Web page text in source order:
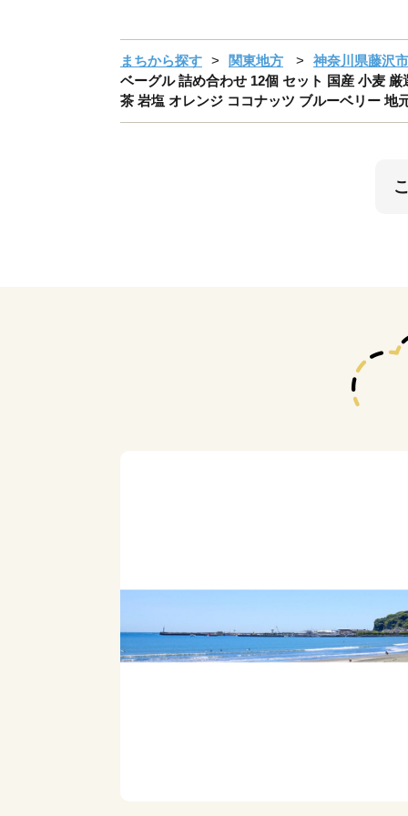
まちから探す 関東地方
神奈川県藤沢市
ベーグル 詰め合わせ 12個 セット 国産 小麦
茶 岩塩 オレンジ ココナッツ ブルーベリー